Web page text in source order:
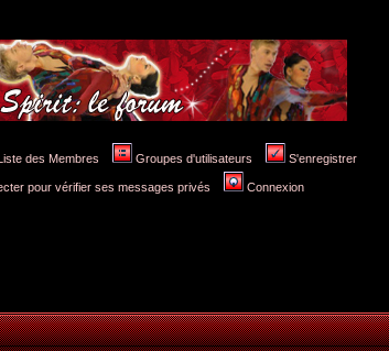
des Membres Groupes d'utilisateurs S'enregistrer
pour vérifier ses messages privés Connexion